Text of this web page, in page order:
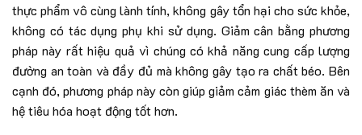
thực phẩm vô cùng lành tính, không gây tổn hại cho sức khỏe,
không có tác dụng phụ khi sử dụng. Giảm cân bằng phương
pháp này rất hiệu quả vì chúng có khả năng cung cấp lượng
đường an toàn và đầy đủ mà không gây tạo ra chất béo. Bên
cạnh đó, phương pháp này còn giúp giảm cảm giác thèm ăn và
hệ tiêu hóa hoạt động tốt hơn.